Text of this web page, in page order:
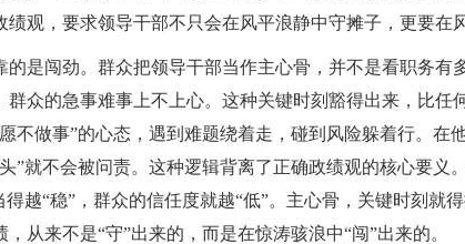
绩观，要求领导干部不只会在风平浪静中守摊子，更要在
闯劲。群众把领导干部当作主心骨，并不是看职务有
群众的急事难事上不上心。这种关键时刻豁得出来，比
不做事”的心态，遇到难题绕着走，碰到风险躲着行。在
”就不会被问责。这种逻辑背离了正确政绩观的核心要义
得越“稳”，群众的信任度就越“低”。主心骨，关键时刻就
从来不是“守”出来的，而是在惊涛骇浪中“闯”出来的。